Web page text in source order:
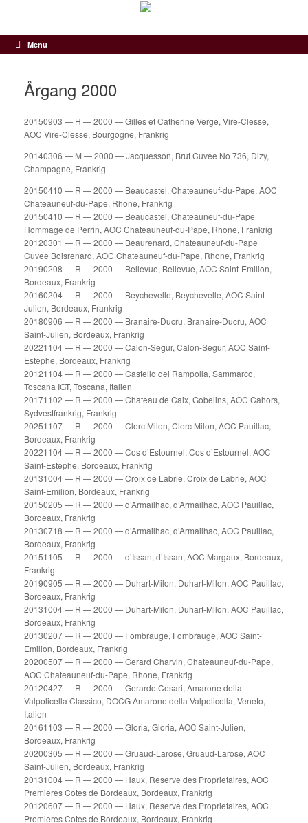
indhold
Menu
Årgang 2000
20150903 — H — 2000 — Gilles et Catherine Verge, Vire-Clesse,
AOC Vire-Clesse, Bourgogne, Frankrig
20140306 — M — 2000 — Jacquesson, Brut Cuvee No 736, Dizy,
Champagne, Frankrig
20150410 — R — 2000 — Beaucastel, Chateauneuf-du-Pape, AOC
Chateauneuf-du-Pape, Rhone, Frankrig
20150410 — R — 2000 — Beaucastel, Chateauneuf-du-Pape
Hommage de Perrin, AOC Chateauneuf-du-Pape, Rhone, Frankrig
20120301 — R — 2000 — Beaurenard, Chateauneuf-du-Pape
Cuvee Boisrenard, AOC Chateauneuf-du-Pape, Rhone, Frankrig
20190208 — R — 2000 — Bellevue, Bellevue, AOC Saint-Emilion,
Bordeaux, Frankrig
20160204 — R — 2000 — Beychevelle, Beychevelle, AOC Saint-
Julien, Bordeaux, Frankrig
20180906 — R — 2000 — Branaire-Ducru, Branaire-Ducru, AOC
Saint-Julien, Bordeaux, Frankrig
20221104 — R — 2000 — Calon-Segur, Calon-Segur, AOC Saint-
Estephe, Bordeaux, Frankrig
20121104 — R — 2000 — Castello dei Rampolla, Sammarco,
Toscana IGT, Toscana, Italien
20171102 — R — 2000 — Chateau de Caix, Gobelins, AOC Cahors,
Sydvestfrankrig, Frankrig
20251107 — R — 2000 — Clerc Milon, Clerc Milon, AOC Pauillac,
Bordeaux, Frankrig
20221104 — R — 2000 — Cos d’Estournel, Cos d’Estournel, AOC
Saint-Estephe, Bordeaux, Frankrig
20131004 — R — 2000 — Croix de Labrie, Croix de Labrie, AOC
Saint-Emilion, Bordeaux, Frankrig
20150205 — R — 2000 — d’Armailhac, d’Armailhac, AOC Pauillac,
Bordeaux, Frankrig
20130718 — R — 2000 — d’Armailhac, d’Armailhac, AOC Pauillac,
Bordeaux, Frankrig
20151105 — R — 2000 — d’Issan, d’Issan, AOC Margaux, Bordeaux,
Frankrig
20190905 — R — 2000 — Duhart-Milon, Duhart-Milon, AOC Pauillac,
Bordeaux, Frankrig
20131004 — R — 2000 — Duhart-Milon, Duhart-Milon, AOC Pauillac,
Bordeaux, Frankrig
20130207 — R — 2000 — Fombrauge, Fombrauge, AOC Saint-
Emilion, Bordeaux, Frankrig
20200507 — R — 2000 — Gerard Charvin, Chateauneuf-du-Pape,
AOC Chateauneuf-du-Pape, Rhone, Frankrig
20120427 — R — 2000 — Gerardo Cesari, Amarone della
Valpolicella Classico, DOCG Amarone della Valpolicella, Veneto,
Italien
20161103 — R — 2000 — Gloria, Gloria, AOC Saint-Julien,
Bordeaux, Frankrig
20200305 — R — 2000 — Gruaud-Larose, Gruaud-Larose, AOC
Saint-Julien, Bordeaux, Frankrig
20131004 — R — 2000 — Haux, Reserve des Proprietaires, AOC
Premieres Cotes de Bordeaux, Bordeaux, Frankrig
20120607 — R — 2000 — Haux, Reserve des Proprietaires, AOC
Premieres Cotes de Bordeaux, Bordeaux, Frankrig